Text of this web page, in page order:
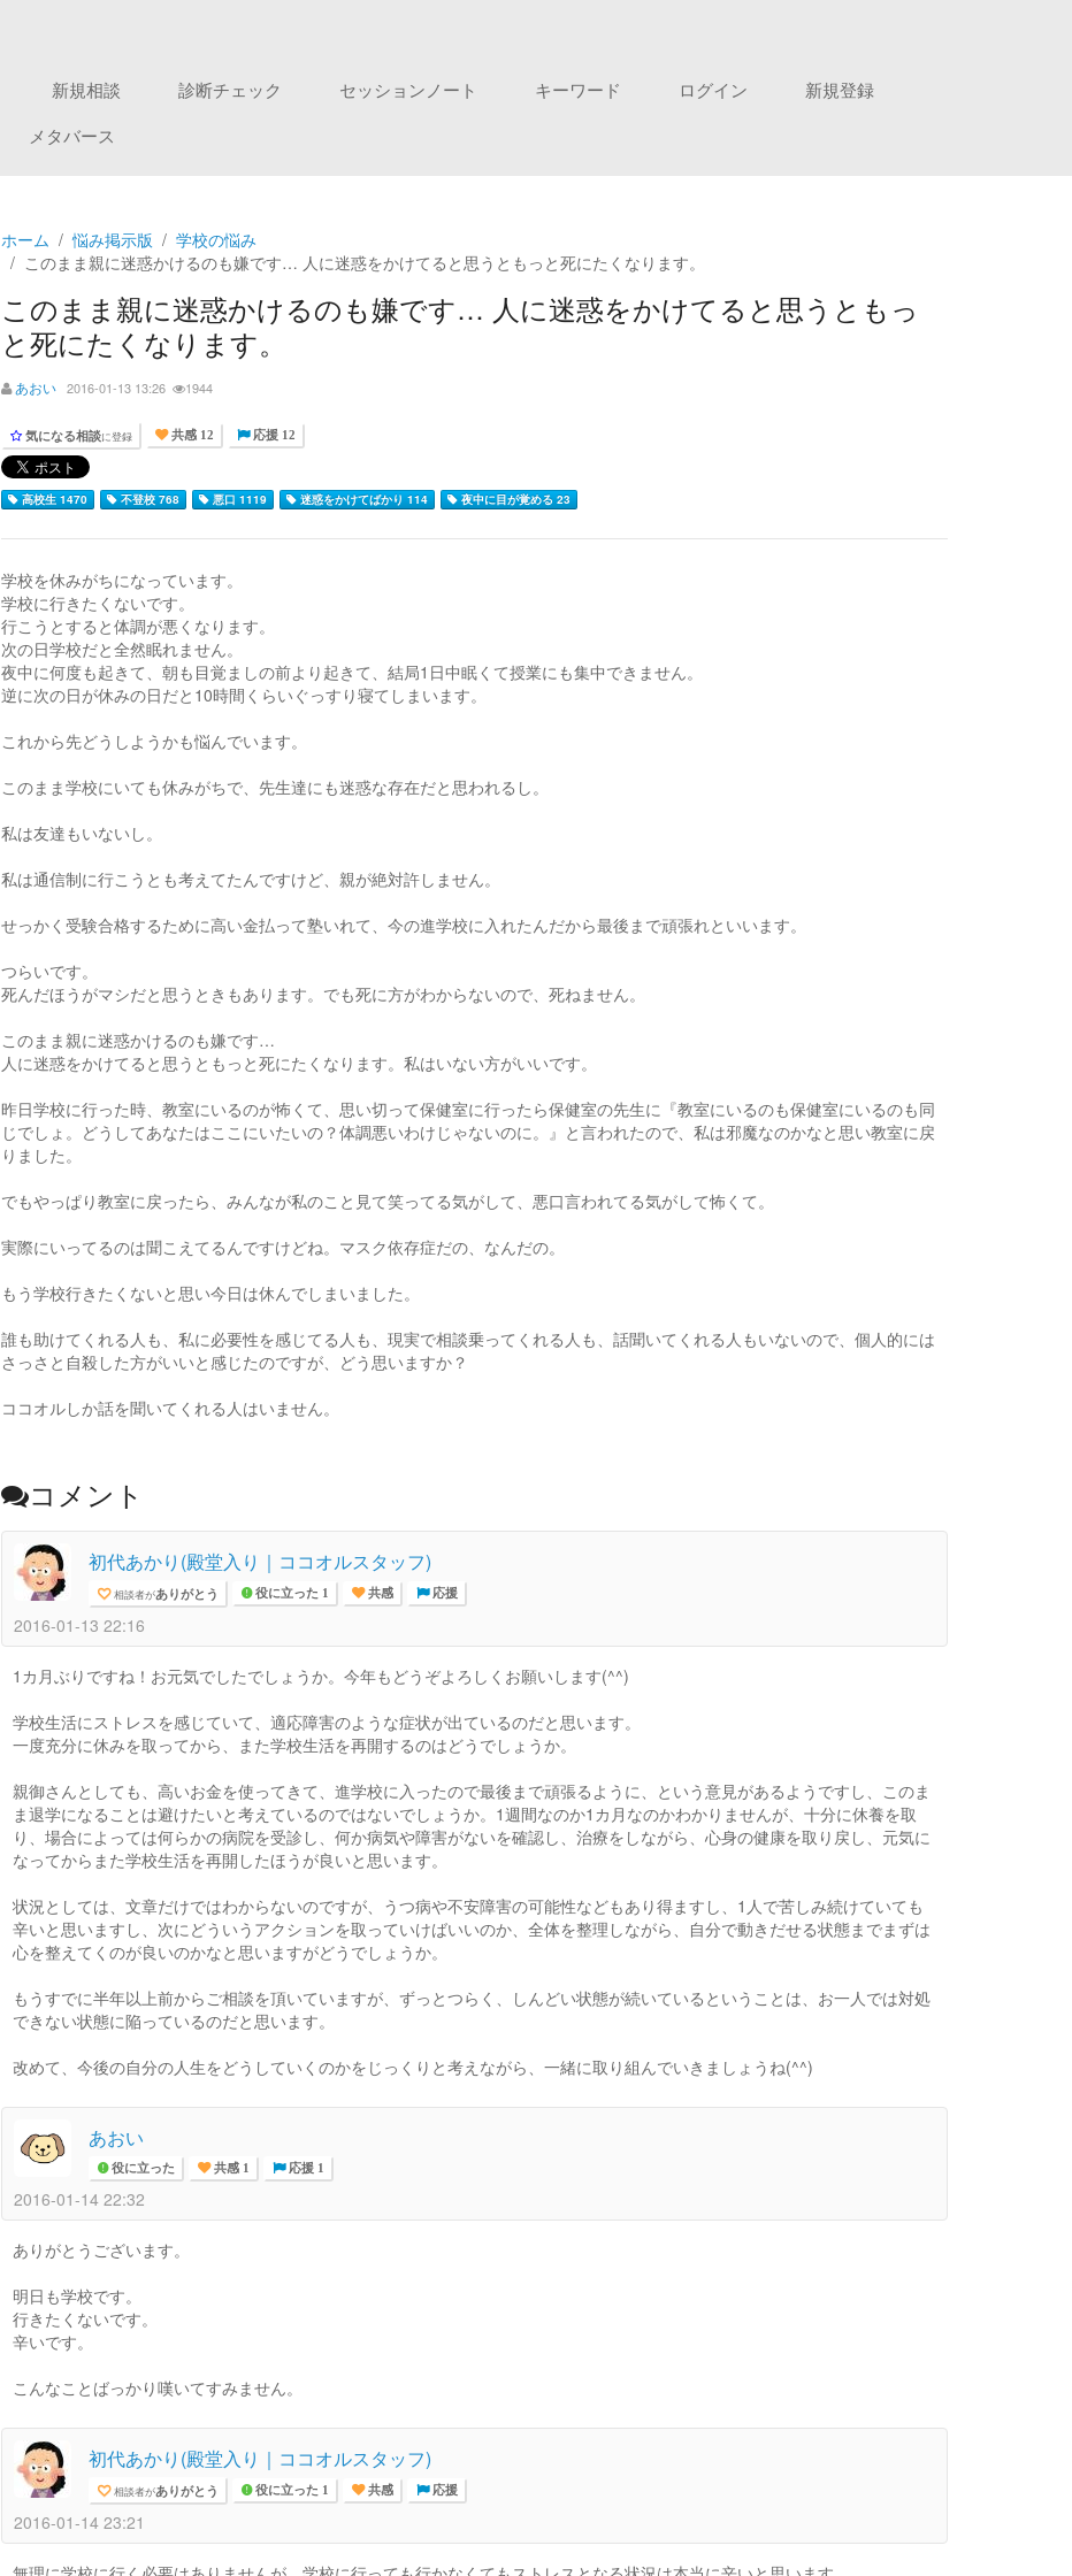
新規相談 診断チェック セッションノート キーワード ログイン
新規登録
メタバース
ホーム 悩み掲示版
学校の悩み
このまま親に迷惑かけるのも嫌です… 人に迷惑をかけてると思うともっと死にたくなります。
このまま親に迷惑かけるのも嫌です… 人に迷惑をかけてると思うともっ
と死にたくなります。
あおい 2016-01-13 13:26 1944
気になる相談に登録 共感 12 応援 12
高校生 1470 不登校 768 悪口 1119 迷惑をかけてばかり 114 夜中に目が覚める 23
学校を休みがちになっています。
学校に行きたくないです。
行こうとすると体調が悪くなります。
次の日学校だと全然眠れません。
夜中に何度も起きて、朝も目覚ましの前より起きて、結局1日中眠くて授業にも集中できません。
逆に次の日が休みの日だと10時間くらいぐっすり寝てしまいます。
これから先どうしようかも悩んでいます。
このまま学校にいても休みがちで、先生達にも迷惑な存在だと思われるし。
私は友達もいないし。
私は通信制に行こうとも考えてたんですけど、親が絶対許しません。
せっかく受験合格するために高い金払って塾いれて、今の進学校に入れたんだから最後まで頑張れといいます。
つらいです。
死んだほうがマシだと思うときもあります。でも死に方がわからないので、死ねません。
このまま親に迷惑かけるのも嫌です…
人に迷惑をかけてると思うともっと死にたくなります。私はいない方がいいです。
昨日学校に行った時、教室にいるのが怖くて、思い切って保健室に行ったら保健室の先生に『教室にいるのも保健室にいるのも同
じでしょ。どうしてあなたはここにいたいの？体調悪いわけじゃないのに。』と言われたので、私は邪魔なのかなと思い教室に戻
りました。
でもやっぱり教室に戻ったら、みんなが私のこと見て笑ってる気がして、悪口言われてる気がして怖くて。
実際にいってるのは聞こえてるんですけどね。マスク依存症だの、なんだの。
もう学校行きたくないと思い今日は休んでしまいました。
誰も助けてくれる人も、私に必要性を感じてる人も、現実で相談乗ってくれる人も、話聞いてくれる人もいないので、個人的には
さっさと自殺した方がいいと感じたのですが、どう思いますか？
ココオルしか話を聞いてくれる人はいません。
コメント
初代あかり(殿堂入り｜ココオルスタッフ)
相談者がありがとう 役に立った 1 共感 応援
2016-01-13 22:16
1カ月ぶりですね！お元気でしたでしょうか。今年もどうぞよろしくお願いします(^^)
学校生活にストレスを感じていて、適応障害のような症状が出ているのだと思います。
一度充分に休みを取ってから、また学校生活を再開するのはどうでしょうか。
親御さんとしても、高いお金を使ってきて、進学校に入ったので最後まで頑張るように、という意見があるようですし、このま
ま退学になることは避けたいと考えているのではないでしょうか。1週間なのか1カ月なのかわかりませんが、十分に休養を取
り、場合によっては何らかの病院を受診し、何か病気や障害がないを確認し、治療をしながら、心身の健康を取り戻し、元気に
なってからまた学校生活を再開したほうが良いと思います。
状況としては、文章だけではわからないのですが、うつ病や不安障害の可能性などもあり得ますし、1人で苦しみ続けていても
辛いと思いますし、次にどういうアクションを取っていけばいいのか、全体を整理しながら、自分で動きだせる状態までまずは
心を整えてくのが良いのかなと思いますがどうでしょうか。
もうすでに半年以上前からご相談を頂いていますが、ずっとつらく、しんどい状態が続いているということは、お一人では対処
できない状態に陥っているのだと思います。
改めて、今後の自分の人生をどうしていくのかをじっくりと考えながら、一緒に取り組んでいきましょうね(^^)
あおい
役に立った 共感 1 応援 1
2016-01-14 22:32
ありがとうございます。
明日も学校です。
行きたくないです。
辛いです。
こんなことばっかり嘆いてすみません。
初代あかり(殿堂入り｜ココオルスタッフ)
相談者がありがとう 役に立った 1 共感 応援
2016-01-14 23:21